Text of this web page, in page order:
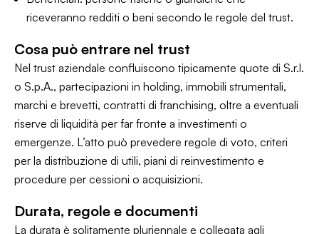
riceveranno redditi o beni secondo le regole del trust.
Cosa può entrare nel trust
Nel trust aziendale confluiscono tipicamente quote di S.r.l.
o S.p.A., partecipazioni in holding, immobili strumentali,
marchi e brevetti, contratti di franchising, oltre a eventuali
riserve di liquidità per far fronte a investimenti o
emergenze. L’atto può prevedere regole di voto, criteri
per la distribuzione di utili, piani di reinvestimento e
procedure per cessioni o acquisizioni.
Durata, regole e documenti
La durata è solitamente pluriennale e collegata agli